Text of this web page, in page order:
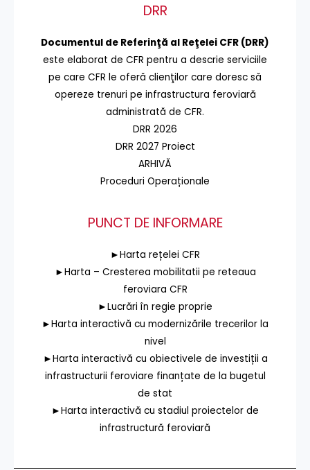
DRR
Documentul de Referinţă al Reţelei CFR (DRR)
este elaborat de CFR pentru a descrie serviciile
pe care CFR le oferă clienţilor care doresc să
opereze trenuri pe infrastructura feroviară
administrată de CFR.
DRR 2026
DRR 2027 Proiect
ARHIVĂ
Proceduri Operaționale
PUNCT DE INFORMARE
►Harta rețelei CFR
►Harta – Cresterea mobilitatii pe reteaua
feroviara CFR
►Lucrări în regie proprie
►Harta interactivă cu modernizările trecerilor la
nivel
►Harta interactivă cu obiectivele de investiții a
infrastructurii feroviare finanțate de la bugetul
de stat
►Harta interactivă cu stadiul proiectelor de
infrastructură feroviară